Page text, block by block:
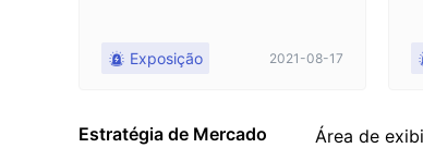
Exposição 2021-08-17
Estratégia de Mercado Área de